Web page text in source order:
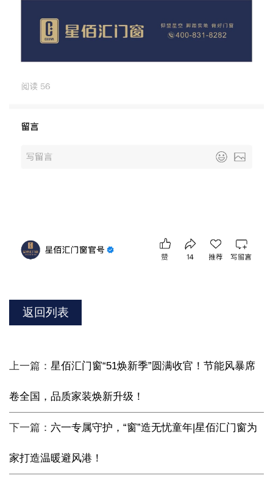
返回列表
上一篇： 星佰汇门窗“51焕新季”圆满收官！节能风暴席
卷全国，品质家装焕新升级！
下一篇： 六一专属守护，“窗”造无忧童年|星佰汇门窗为
家打造温暖避风港！